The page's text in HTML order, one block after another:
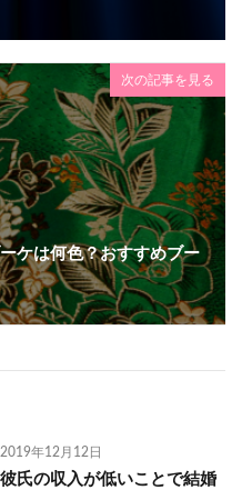
次の記事を見る
ケは何色？おすすめブー
2019年12月12日
彼氏の収入が低いことで結婚